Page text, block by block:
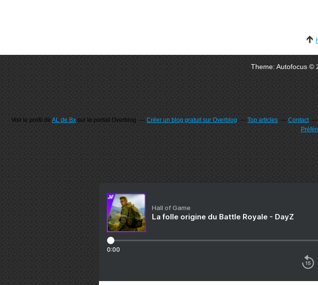
Theme: Autofocus ©
Voir le profil deAL de Bxsur le portail Overblog Créer un blog gratuit sur Overblog Top articles Contact
Hall of Game
La folle origine du Battle Royale - DayZ
0:00